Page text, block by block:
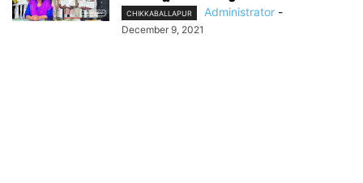
CHIKKABALLAPUR Administrator -
December 9, 2021